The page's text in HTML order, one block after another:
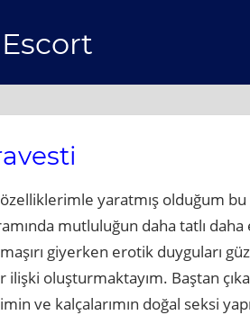
özelliklerimle yaratmış olduğum
mutluluğun daha tatlı
giyerken erotik duyguları
oluşturmaktayım. Baştan
ve kalçalarımın doğal seksi